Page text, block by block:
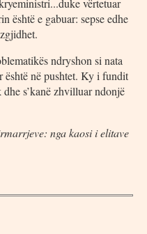
vërtetuar
është e gabuar: sepse edhe
ndryshon si nata
në pushtet. Ky i fundit
s’kanë zhvilluar ndonjë
nga kaosi i elitave